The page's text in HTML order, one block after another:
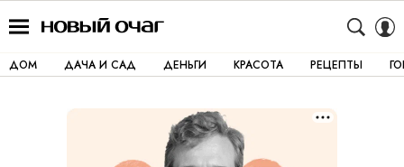
ДОМ ДАЧА И САД ДЕНЬГИ КРАСОТА РЕЦЕПТЫ